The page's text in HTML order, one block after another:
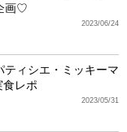
画♡
2023/06/24
ティシエ・ミッキーマ
食レポ
2023/05/31